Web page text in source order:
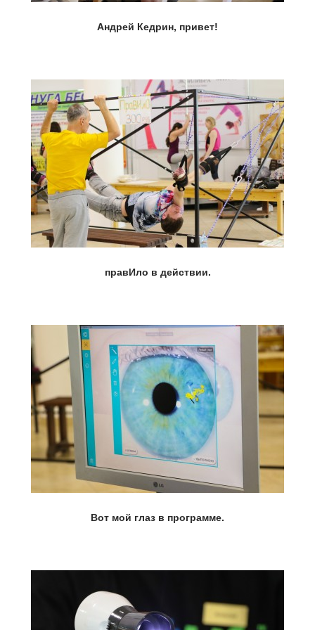
Андрей Кедрин, привет!
правИло в действии.
Вот мой глаз в программе.